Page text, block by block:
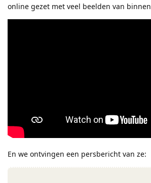
online gezet met veel beelden van binnen
En we ontvingen een persbericht van ze: